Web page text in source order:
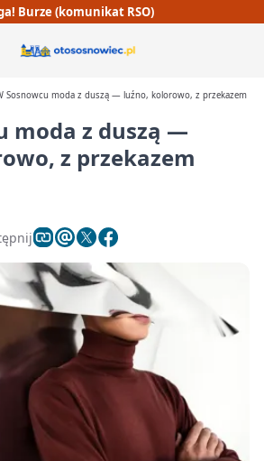
Burze (komunikat RSO)
Sosnowcu moda z duszą — luźno, kolorowo, z przekazem
moda z duszą —
z przekazem